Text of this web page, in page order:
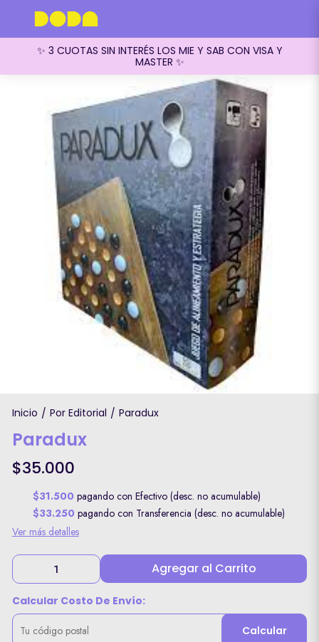
✨ 3 CUOTAS SIN INTERÉS LOS MIE Y SAB CON VISA Y
MASTER ✨
Inicio / Por Editorial / Paradux
Paradux
$35.000
$31.500 pagando con Efectivo (desc. no acumulable)
$33.250 pagando con Transferencia (desc. no acumulable)
Ver más detalles
Agregar al Carrito
Calcular Costo De Envío:
Calcular